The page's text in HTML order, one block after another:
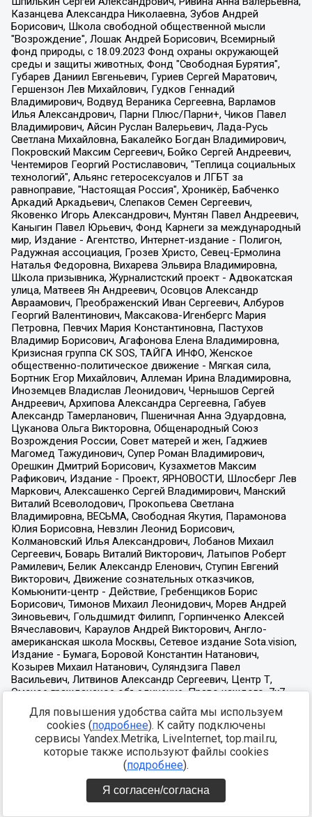
Для повышения удобства сайта мы используем
cookies (подробнее). К сайту подключены
сервисы Yandex.Metrika, LiveInternet, top.mail.ru,
которые также используют файлы cookies
(подробнее).
Я согласен/согласна